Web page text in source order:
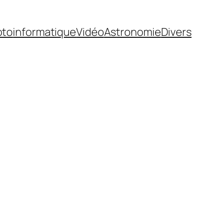
informatiqueVidéoAstronomieDivers